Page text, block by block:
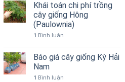
Khái toán chi phí trồng
cây giống Hông
(Paulownia)
1 Bình luận
Báo giá cây giống Kỳ Hải
Nam
1 Bình luận